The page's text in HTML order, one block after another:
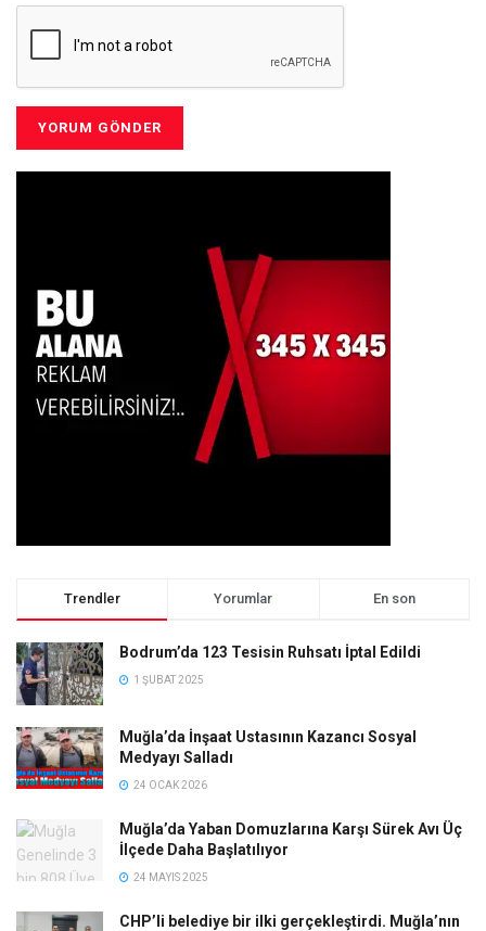
Trendler Yorumlar En son
Bodrum’da 123 Tesisin Ruhsatı İptal Edildi
1 ŞUBAT 2025
Muğla’da İnşaat Ustasının Kazancı Sosyal
Medyayı Salladı
24 OCAK 2026
Muğla’da Yaban Domuzlarına Karşı Sürek Avı Üç
İlçede Daha Başlatılıyor
24 MAYIS 2025
CHP’li belediye bir ilki gerçekleştirdi. Muğla’nın